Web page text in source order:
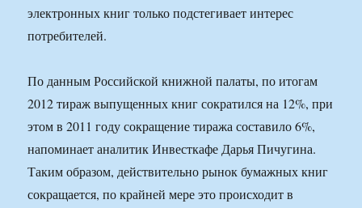
электронных книг только подстегивает интерес
потребителей.
По данным Российской книжной палаты, по итогам
2012 тираж выпущенных книг сократился на 12%, при
этом в 2011 году сокращение тиража составило 6%,
напоминает аналитик Инвесткафе Дарья Пичугина.
Таким образом, действительно рынок бумажных книг
сокращается, по крайней мере это происходит в